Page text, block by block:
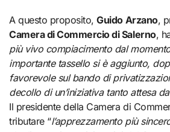
A questo proposito,Guido Arzano,
Camera di Commercio di Salerno,
più vivo compiacimento dal
importante tassello si è aggiunto,
favorevole sul bando di
decollo di un’iniziativa tanto attesa
Il presidente della Camera di
tributare “l’apprezzamento più